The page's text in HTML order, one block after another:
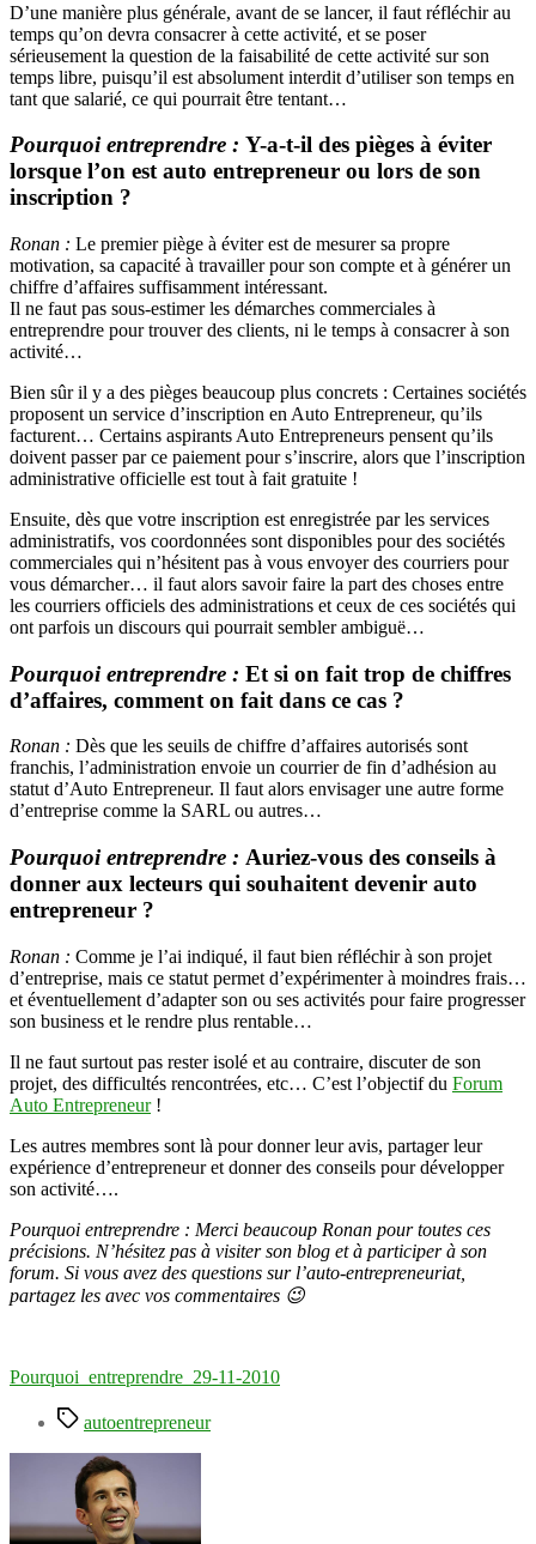
D’une manière plus générale, avant de se lancer, il faut réfléchir au
temps qu’on devra consacrer à cette activité, et se poser
sérieusement la question de la faisabilité de cette activité sur son
temps libre, puisqu’il est absolument interdit d’utiliser son temps en
tant que salarié, ce qui pourrait être tentant…
Pourquoi entreprendre : Y-a-t-il des pièges à éviter
lorsque l’on est auto entrepreneur ou lors de son
inscription ?
Ronan : Le premier piège à éviter est de mesurer sa propre
motivation, sa capacité à travailler pour son compte et à générer un
chiffre d’affaires suffisamment intéressant.
Il ne faut pas sous-estimer les démarches commerciales à
entreprendre pour trouver des clients, ni le temps à consacrer à son
activité…
Bien sûr il y a des pièges beaucoup plus concrets : Certaines sociétés
proposent un service d’inscription en Auto Entrepreneur, qu’ils
facturent… Certains aspirants Auto Entrepreneurs pensent qu’ils
doivent passer par ce paiement pour s’inscrire, alors que l’inscription
administrative officielle est tout à fait gratuite !
Ensuite, dès que votre inscription est enregistrée par les services
administratifs, vos coordonnées sont disponibles pour des sociétés
commerciales qui n’hésitent pas à vous envoyer des courriers pour
vous démarcher… il faut alors savoir faire la part des choses entre
les courriers officiels des administrations et ceux de ces sociétés qui
ont parfois un discours qui pourrait sembler ambiguë…
Pourquoi entreprendre : Et si on fait trop de chiffres
d’affaires, comment on fait dans ce cas ?
Ronan : Dès que les seuils de chiffre d’affaires autorisés sont
franchis, l’administration envoie un courrier de fin d’adhésion au
statut d’Auto Entrepreneur. Il faut alors envisager une autre forme
d’entreprise comme la SARL ou autres…
Pourquoi entreprendre : Auriez-vous des conseils à
donner aux lecteurs qui souhaitent devenir auto
entrepreneur ?
Ronan : Comme je l’ai indiqué, il faut bien réfléchir à son projet
d’entreprise, mais ce statut permet d’expérimenter à moindres frais…
et éventuellement d’adapter son ou ses activités pour faire progresser
son business et le rendre plus rentable…
Il ne faut surtout pas rester isolé et au contraire, discuter de son
projet, des difficultés rencontrées, etc… C’est l’objectif du Forum
Auto Entrepreneur!
Les autres membres sont là pour donner leur avis, partager leur
expérience d’entrepreneur et donner des conseils pour développer
son activité….
Pourquoi entreprendre : Merci beaucoup Ronan pour toutes ces
précisions. N’hésitez pas à visiter son blog et à participer à son
forum. Si vous avez des questions sur l’auto-entrepreneuriat,
partagez les avec vos commentaires 😉
Pourquoi_entreprendre_29-11-2010
Étiquettes
autoentrepreneur